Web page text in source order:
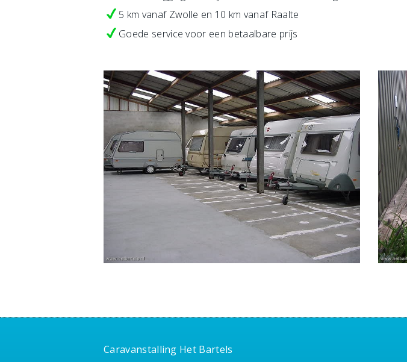
5 km vanaf Zwolle en 10 km vanaf Raalte
Goede service voor een betaalbare prijs
Caravanstalling Het Bartels